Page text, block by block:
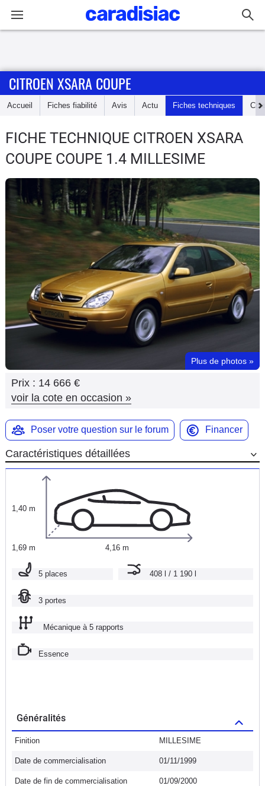
Accueil
Essais
Guide
d'achat
Electriques
Utilitaires
Flottes
Services
Moto
Marques
CITROEN XSARA COUPE
Accueil Fiches fiabilité Avis Actu Fiches techniques
FICHE TECHNIQUE CITROEN XSARA
COUPE COUPE 1.4 MILLESIME
Plus de photos »
Prix : 14 666 €
voir la cote en occasion »
Poser votre question sur le forum Financer
Caractéristiques détaillées
1,40 m
1,69 m 4,16 m
5 places 408 l / 1 190 l
3 portes
Mécanique à 5 rapports
Essence
Généralités
Finition MILLESIME
Date de commercialisation 01/11/1999
Date de fin de commercialisation 01/09/2000